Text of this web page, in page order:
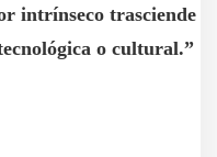
intrínseco trasciende
o cultural.”